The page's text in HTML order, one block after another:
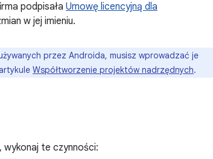
podpisała Umowę licencyjną dla
w jej imieniu.
przez Androida, musisz wprowadzać je
Współtworzenie projektów nadrzędnych.
wykonaj te czynności: